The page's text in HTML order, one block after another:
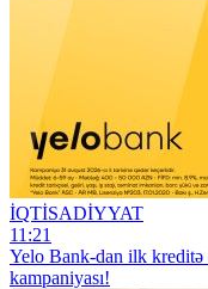
İQTİSADİYYAT
11:21
Yelo Bank-dan ilk
kampaniyası!